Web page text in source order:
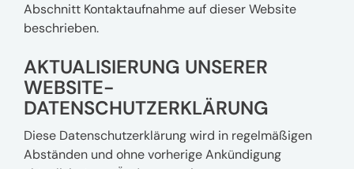
Abschnitt Kontaktaufnahme auf dieser Website
beschrieben.
AKTUALISIERUNG UNSERER
WEBSITE-
DATENSCHUTZERKLÄRUNG
Diese Datenschutzerklärung wird in regelmäßigen
Abständen und ohne vorherige Ankündigung